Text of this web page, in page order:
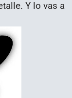
Y lo vas a